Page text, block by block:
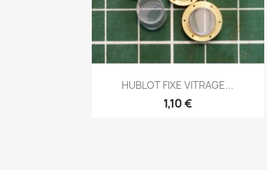
Aperçu rapide
HUBLOT FIXE VITRAGE...
1,10 €